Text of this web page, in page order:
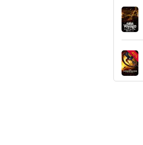
-40%